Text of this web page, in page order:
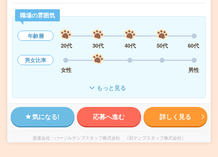
職場の雰囲気
年齢層
20代
30代 40代 50代
60代
男女比率
女性
男性
もっと見る
気になる! 応募へ進む 詳しく見る
派遣会社 パーソルテンプスタッフ株式会社 （旧テンプスタッフ株式会社）